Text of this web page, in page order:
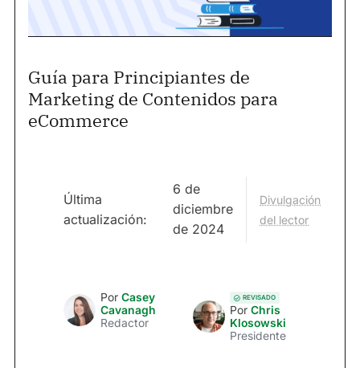
Guía para Principiantes de
Marketing de Contenidos para
eCommerce
Última
actualización:
6 de
diciembre
de 2024
Divulgación
del lector
Por Casey
Cavanagh
Redactor
REVISADO
Por Chris
Klosowski
Presidente